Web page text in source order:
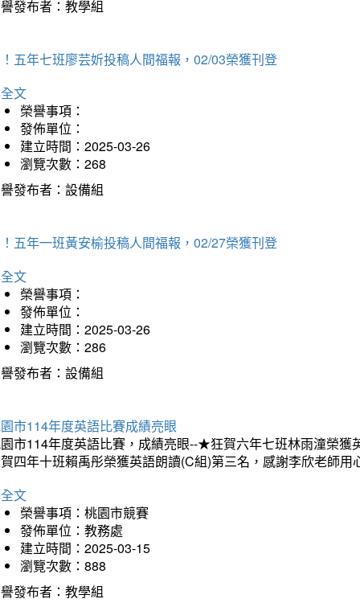
發布者：教學組
五年七班廖芸妡投稿人間福報，02/03榮獲刊登
文
榮譽事項：
發佈單位：
建立時間：2025-03-26
瀏覽次數：268
發布者：設備組
五年一班黃安榆投稿人間福報，02/27榮獲刊登
文
榮譽事項：
發佈單位：
建立時間：2025-03-26
瀏覽次數：286
發布者：設備組
市114年度英語比賽成績亮眼
市114年度英語比賽，成績亮眼--★狂賀六年七班林雨潼榮
四年十班賴禹彤榮獲英語朗讀(C組)第三名，感謝李欣老師
文
榮譽事項：桃園市競賽
發佈單位：教務處
建立時間：2025-03-15
瀏覽次數：888
發布者：教學組